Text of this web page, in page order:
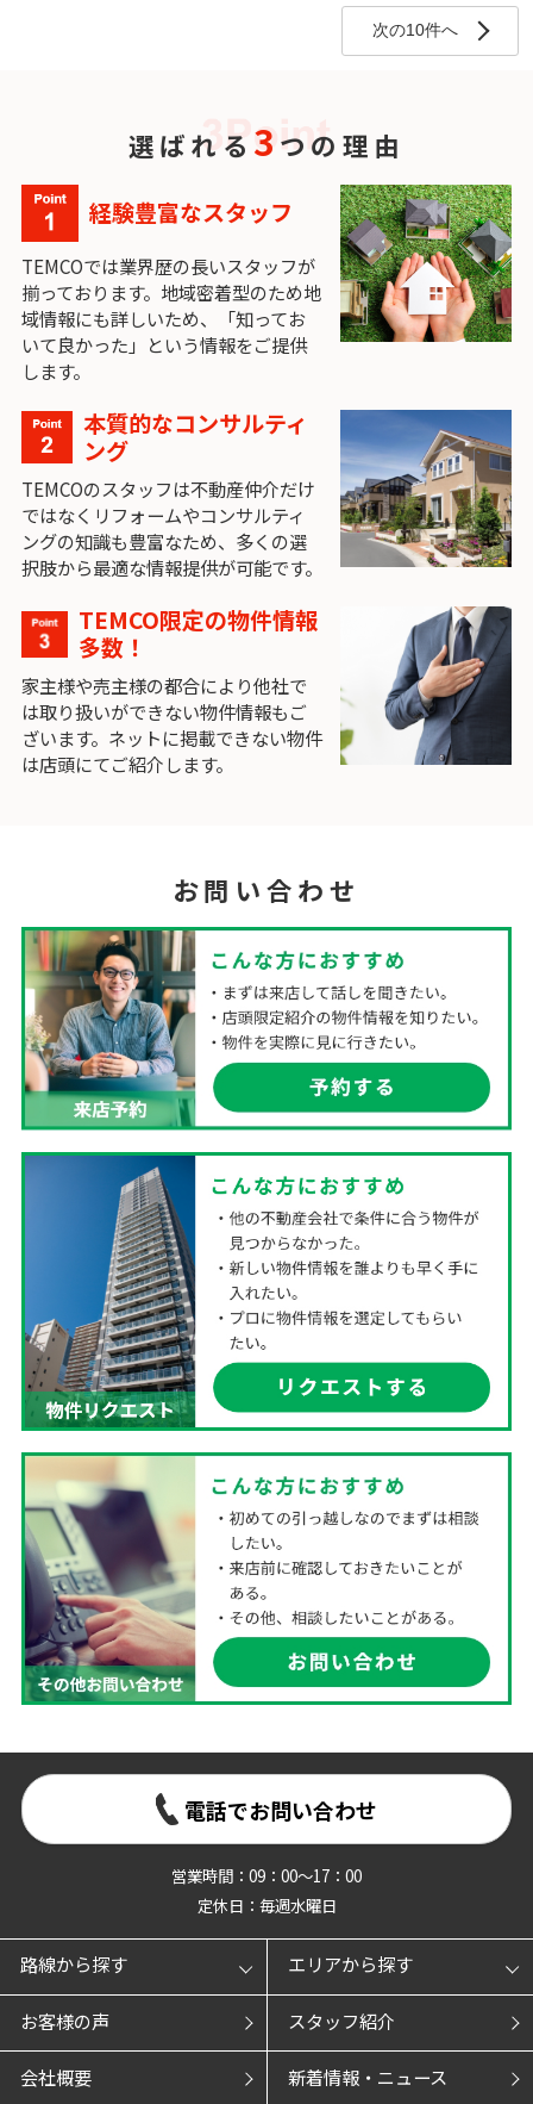
次の10件へ
選ばれる 3 つの理由
経験豊富なスタッフ
TEMCOでは業界歴の長いスタッフが
揃っております。地域密着型のため地
域情報にも詳しいため、「知ってお
いて良かった」という情報をご提供
します。
本質的なコンサルティ
ング
TEMCOのスタッフは不動産仲介だけ
ではなくリフォームやコンサルティ
ングの知識も豊富なため、多くの選
択肢から最適な情報提供が可能です。
TEMCO限定の物件情報
多数！
家主様や売主様の都合により他社で
は取り扱いができない物件情報もご
ざいます。ネットに掲載できない物件
は店頭にてご紹介します。
お問い合わせ
電話でお問い合わせ
営業時間：09：00～17：00
定休日：毎週水曜日
路線から探す エリアから探す
お客様の声 スタッフ紹介
会社概要 新着情報・ニュース